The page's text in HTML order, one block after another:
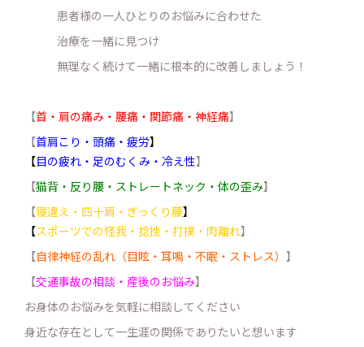
患者様の一人ひとりのお悩みに合わせた
治療を一緒に見つけ
無理なく続けて一緒に根本的に改善しましょう！
【首・肩の痛み・腰痛・関節痛・神経痛】
【首肩こり・頭痛・疲労】
【目の疲れ・足のむくみ・冷え性】
【猫背・反り腰・ストレートネック・体の歪み】
【寝違え・四十肩・ぎっくり腰】
【スポーツでの怪我・捻挫・打撲・肉離れ】
【自律神経の乱れ（目眩・耳鳴・不眠・ストレス） 】
【交通事故の相談・産後のお悩み】
お身体のお悩みを気軽に相談してください
身近な存在として一生涯の関係でありたいと想います